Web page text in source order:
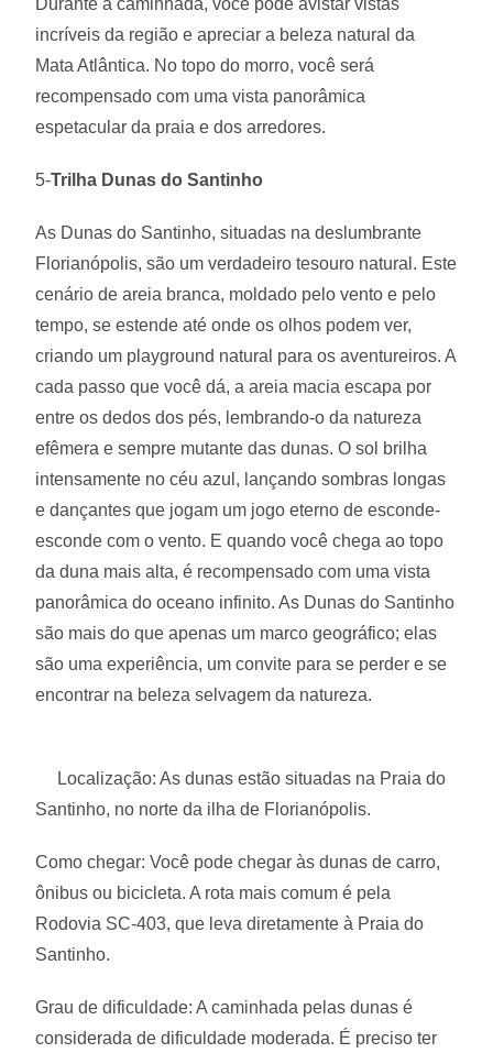
Durante a caminhada, você pode avistar vistas
incríveis da região e apreciar a beleza natural da
Mata Atlântica. No topo do morro, você será
recompensado com uma vista panorâmica
espetacular da praia e dos arredores.
5-Trilha Dunas do Santinho
As Dunas do Santinho, situadas na deslumbrante
Florianópolis, são um verdadeiro tesouro natural. Este
cenário de areia branca, moldado pelo vento e pelo
tempo, se estende até onde os olhos podem ver,
criando um playground natural para os aventureiros. A
cada passo que você dá, a areia macia escapa por
entre os dedos dos pés, lembrando-o da natureza
efêmera e sempre mutante das dunas. O sol brilha
intensamente no céu azul, lançando sombras longas
e dançantes que jogam um jogo eterno de esconde-
esconde com o vento. E quando você chega ao topo
da duna mais alta, é recompensado com uma vista
panorâmica do oceano infinito. As Dunas do Santinho
são mais do que apenas um marco geográfico; elas
são uma experiência, um convite para se perder e se
encontrar na beleza selvagem da natureza.
Localização: As dunas estão situadas na Praia do
Santinho, no norte da ilha de Florianópolis.
Como chegar: Você pode chegar às dunas de carro,
ônibus ou bicicleta. A rota mais comum é pela
Rodovia SC-403, que leva diretamente à Praia do
Santinho.
Grau de dificuldade: A caminhada pelas dunas é
considerada de dificuldade moderada. É preciso ter